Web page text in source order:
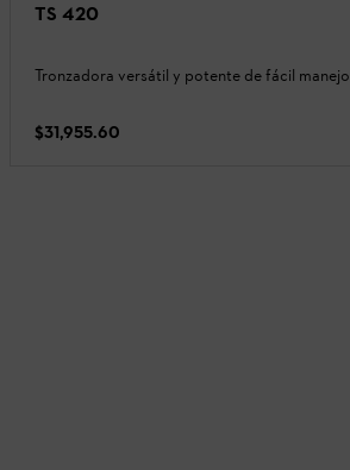
TS 420
Tronzadora versátil y potente de fácil manejo
$31,955.60